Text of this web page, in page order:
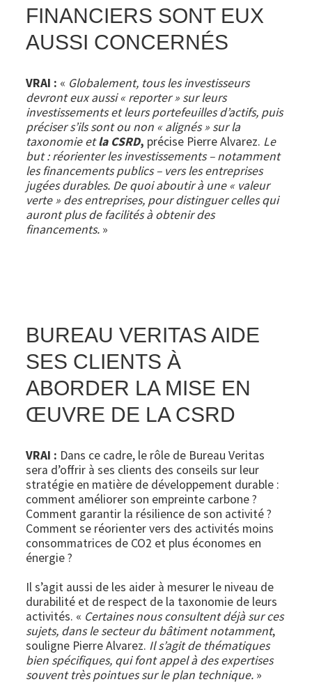
FINANCIERS SONT EUX
AUSSI CONCERNÉS
VRAI : « Globalement, tous les investisseurs
devront eux aussi « reporter » sur leurs
investissements et leurs portefeuilles d’actifs, puis
préciser s’ils sont ou non « alignés » sur la
taxonomie etla CSRD, précise Pierre Alvarez. Le
but : réorienter les investissements – notamment
les financements publics – vers les entreprises
jugées durables. De quoi aboutir à une « valeur
verte » des entreprises, pour distinguer celles qui
auront plus de facilités à obtenir des
financements. »
BUREAU VERITAS AIDE
SES CLIENTS À
ABORDER LA MISE EN
ŒUVRE DE LA CSRD
VRAI : Dans ce cadre, le rôle de Bureau Veritas
sera d’offrir à ses clients des conseils sur leur
stratégie en matière de développement durable :
comment améliorer son empreinte carbone ?
Comment garantir la résilience de son activité ?
Comment se réorienter vers des activités moins
consommatrices de CO2 et plus économes en
énergie ?
Il s’agit aussi de les aider à mesurer le niveau de
durabilité et de respect de la taxonomie de leurs
activités. « Certaines nous consultent déjà sur ces
sujets, dans le secteur du bâtiment notamment,
souligne Pierre Alvarez. Il s’agit de thématiques
bien spécifiques, qui font appel à des expertises
souvent très pointues sur le plan technique. »